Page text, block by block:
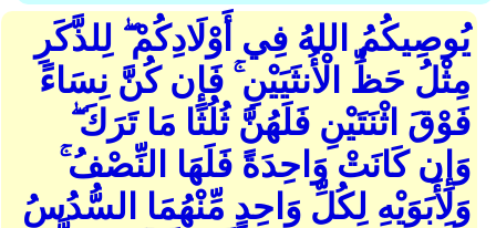
يُوصِيكُمُ اللهُ فِي أَوْلَادِكُمْ ۖ لِلذَّكَرِ
مِثْلُ حَظِّ الْأُنثَيَيْنِ ۚ فَإِن كُنَّ نِسَاءً
فَوْقَ اثْنَتَيْنِ فَلَهُنَّ ثُلُثَا مَا تَرَكَ ۖ
وَإِن كَانَتْ وَاحِدَةً فَلَهَا النِّصْفُ ۚ
وَلِأَبَوَيْهِ لِكُلِّ وَاحِدٍ مِّنْهُمَا السُّدُسُ